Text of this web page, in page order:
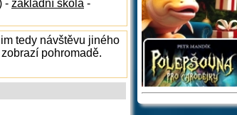
- základní škola -
tedy návštěvu jiného
pohromadě.